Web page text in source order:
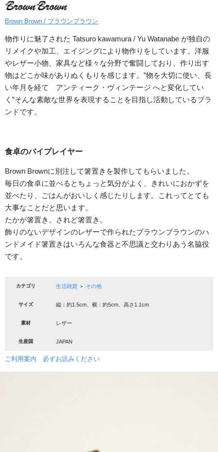
Brown Brown / ブラウンブラウン
物作りに魅了された Tatsuro kawamura / Yu Watanabe が独自の
リメイクや加工、エイジングにより物作りをしています。洋服
やレザー小物、家具など様々な分野で奮闘しており、作り出す
物はどこか味がありぬくもりを感じます。”物を大切に使い、長
い年月を経て アンティーク・ヴィンテージ へと変化してい
く”そんな素敵な世界を表現することを目指し活動しているブラ
ンドです。
食卓のバイプレイヤー
Brown Brownに別注して箸置きを製作してもらいました。
毎日の食卓に並べるとちょっと気分がよく、きれいにおかずを
並べたり、ごはんがおいしく感じたりします。これってとても
大事なことだと思います。
たかが箸置き。されど箸置き。
飾りのないデザインのレザーで作られたブラウンブラウンのハ
ンドメイド箸置きはいろんな食器と不思議と交わりあう名脇役
です。
カテゴリ 生活雑貨 ＞ その他
サイズ 縦：約1.5cm、横：約5cm、高さ1.1cm
素材 レザー
生産国 JAPAN
ご利用案内 必ずお読みください